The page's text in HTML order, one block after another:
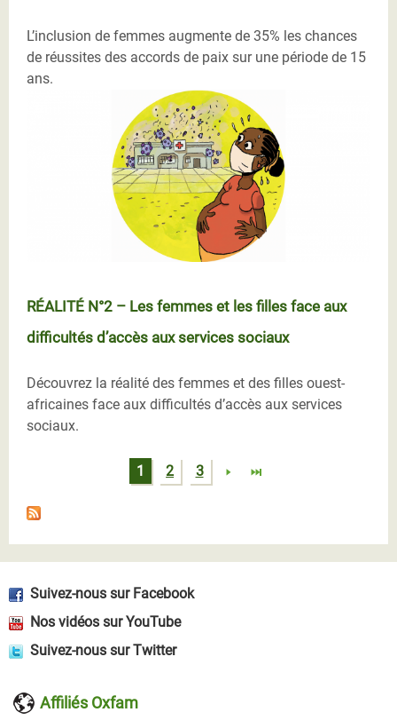
L’inclusion de femmes augmente de 35% les chances
de réussites des accords de paix sur une période de 15
ans.
RÉALITÉ N°2 – Les femmes et les filles face aux
difficultés d’accès aux services sociaux
Découvrez la réalité des femmes et des filles ouest-
africaines face aux difficultés d’accès aux services
sociaux.
1 2 3
Suivez-nous sur Facebook
Nos vidéos sur YouTube
Suivez-nous sur Twitter
Affiliés Oxfam